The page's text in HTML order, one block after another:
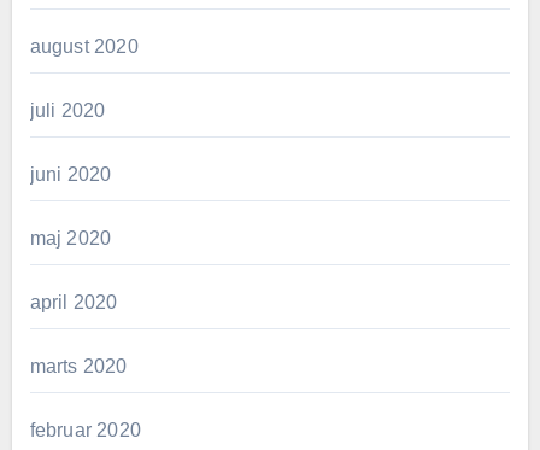
august 2020
juli 2020
juni 2020
maj 2020
april 2020
marts 2020
februar 2020